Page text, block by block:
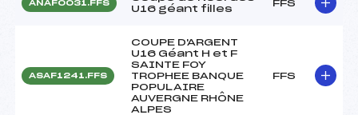
ANAF0031.FFS
U16 géant filles
FFS
ASAF1241.FFS
COUPE D'ARGENT
U16 Géant H et F
SAINTE FOY
TROPHEE BANQUE
POPULAIRE
AUVERGNE RHÔNE
ALPES
FFS